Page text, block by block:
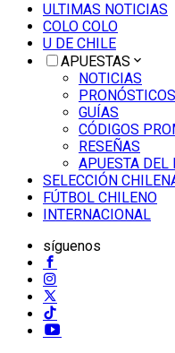
ULTIMAS NOTICIAS
COLO COLO
U DE CHILE
APUESTAS
NOTICIAS
PRONÓSTICOS
GUÍAS
CÓDIGOS
RESEÑAS
APUESTA DEL
SELECCIÓN
FÚTBOL CHILENO
INTERNACIONAL
síguenos